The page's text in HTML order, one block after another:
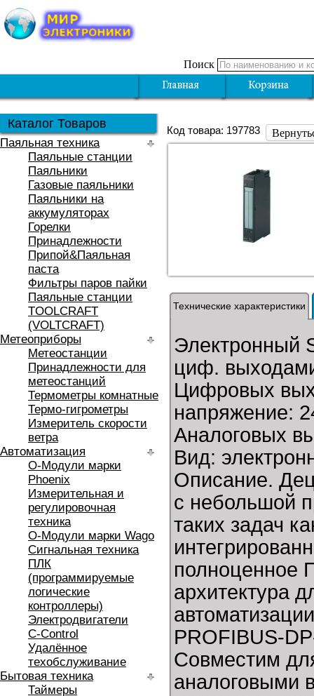
Поиск
Каталог Товаров
Паяльная техника
Паяльные станции
Паяльники
Газовые паяльники
Паяльники на
аккумуляторах
Горелки
Принадлежности
Припой&Паяльная
паста
Фильтры паров пайки
Паяльные станции
TOOLCRAFT
(VOLTCRAFT)
Метеоприборы
Метеостанции
Принадлежности для
метеостанций
Термометры комнатные
Термо-гигрометры
Измеритель скорости
ветра
Автоматизация
O-Модули марки
Phoenix
Измерительная и
регулировочная
техника
O-Модули марки Wago
Сигнальная техника
ПЛК
(программируемые
логические
контроллеры)
Электродвигатели
C-Control
Удалённое
техобслуживание
Бытовая техника
Таймеры
Код товара: 197783
Технические характеристики
Электронный
циф.
Цифровых
напряжение:
Аналоговых
Вид:
Описание.
с небольшой
таких задач
полноценное
архитектура
PROFIBUS-
Совместим
аналоговыми